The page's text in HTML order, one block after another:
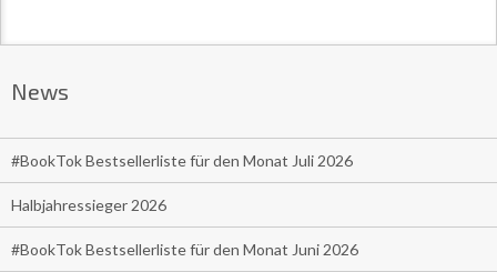
News
#BookTok Bestsellerliste für den Monat Juli 2026
Halbjahressieger 2026
#BookTok Bestsellerliste für den Monat Juni 2026